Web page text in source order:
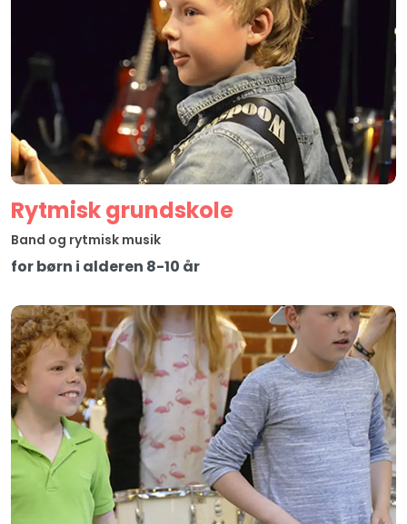
Rytmisk grundskole
Band og rytmisk musik
for børn i alderen 8-10 år